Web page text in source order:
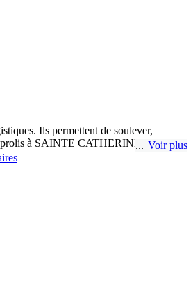
Ils permettent de soulever,
à SAINTE CATHERINE LES
Les gerbeurs manuels sont idéaux pour
Leur conception compacte permet
freins automatiques et des
Leur conception ergonomique
Voir plus